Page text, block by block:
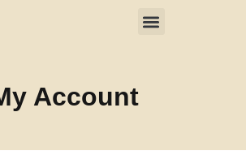
Account